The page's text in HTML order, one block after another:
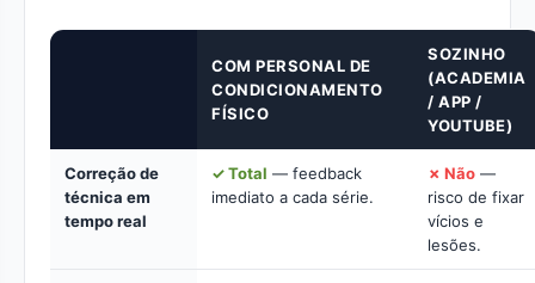
COM PERSONAL DE
CONDICIONAMENTO
FÍSICO
SOZINHO
(ACADEMIA
/ APP /
YOUTUBE)
Correção de
técnica em
tempo real
✓ Total — feedback
imediato a cada série.
✗ Não —
risco de fixar
vícios e
lesões.